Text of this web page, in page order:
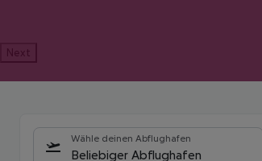
Next
Wähle deinen Abflughafen
Beliebiger Abflughafen